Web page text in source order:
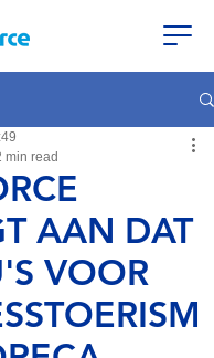
AAN DAT
VOOR
min read